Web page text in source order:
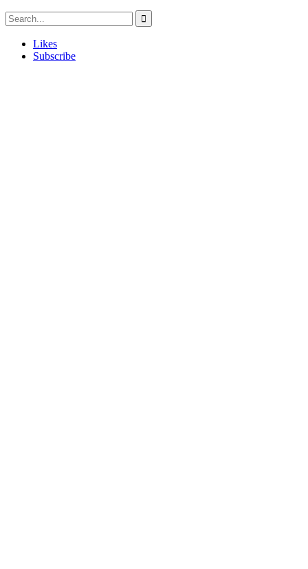
Likes
Subscribe